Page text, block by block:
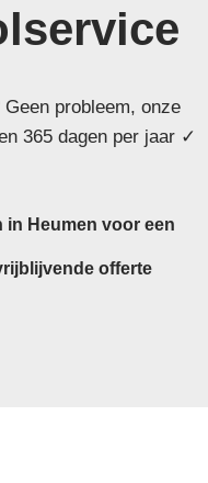
Geen probleem, onze
365 dagen per jaar ✓
in Heumen voor een
offerte